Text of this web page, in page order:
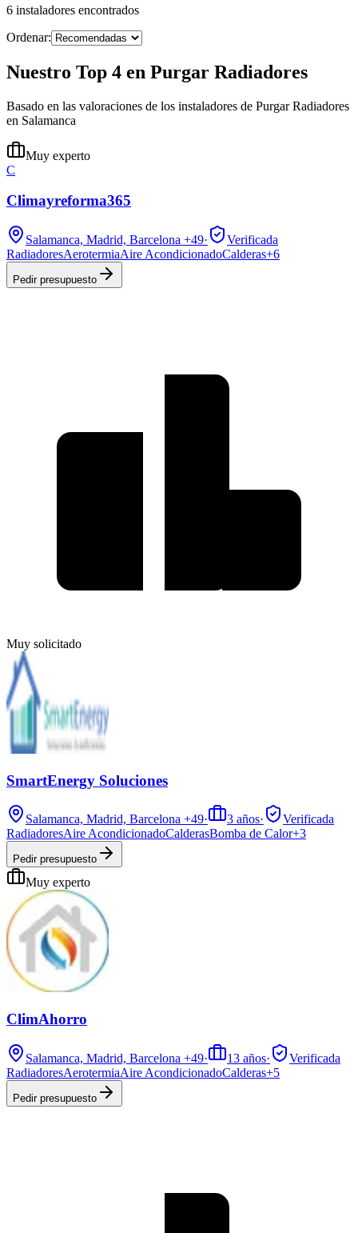
6 instaladores encontrados
Ordenar:
Nuestro Top 4 en Purgar Radiadores
Basado en las valoraciones de los instaladores de Purgar Radiadores
en Salamanca
Muy experto
C
Climayreforma365
Salamanca, Madrid, Barcelona +49·
Verificada
RadiadoresAerotermiaAire AcondicionadoCalderas+6
Pedir presupuesto
Muy solicitado
SmartEnergy Soluciones
Salamanca, Madrid, Barcelona +49· 3 años·
Verificada
RadiadoresAire AcondicionadoCalderasBomba de Calor+3
Pedir presupuesto
Muy experto
ClimAhorro
Salamanca, Madrid, Barcelona +49· 13 años·
Verificada
RadiadoresAerotermiaAire AcondicionadoCalderas+5
Pedir presupuesto